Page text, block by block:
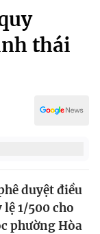
thái
duyệt điều
1/500 cho
phường Hòa